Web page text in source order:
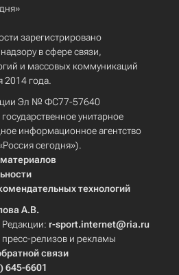
зарегистрировано
в сфере связи,
и массовых коммуникаций
2014 года.
Эл № ФС77-57640
унитарное
информационное агентство
сегодня»).
технологий
А.В.
r-sport.internet@ria.ru
релизов и рекламы
связи
645-6601